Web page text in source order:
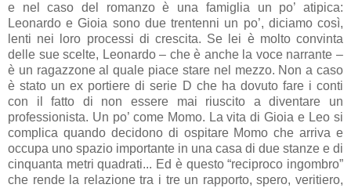
e nel caso del romanzo è una famiglia un po’ atipica:
Leonardo e Gioia sono due trentenni un po’, diciamo così,
lenti nei loro processi di crescita. Se lei è molto convinta
delle sue scelte, Leonardo – che è anche la voce narrante –
è un ragazzone al quale piace stare nel mezzo. Non a caso
è stato un ex portiere di serie D che ha dovuto fare i conti
con il fatto di non essere mai riuscito a diventare un
professionista. Un po’ come Momo. La vita di Gioia e Leo si
complica quando decidono di ospitare Momo che arriva e
occupa uno spazio importante in una casa di due stanze e di
cinquanta metri quadrati... Ed è questo “reciproco ingombro”
che rende la relazione tra i tre un rapporto, spero, veritiero,